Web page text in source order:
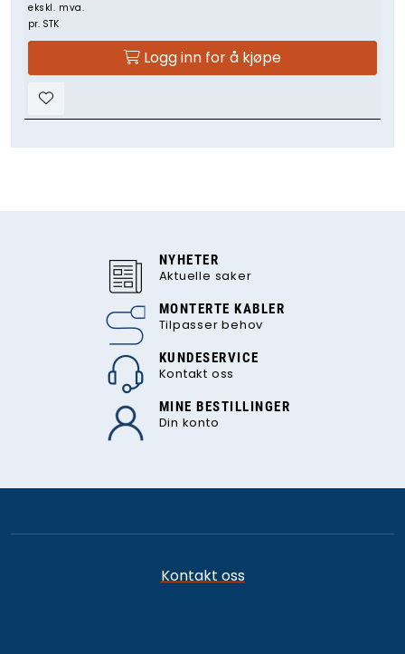
ekskl. mva.
pr. STK
Logg inn for å kjøpe
NYHETER
Aktuelle saker
MONTERTE KABLER
Tilpasser behov
KUNDESERVICE
Kontakt oss
MINE BESTILLINGER
Din konto
Kontakt oss